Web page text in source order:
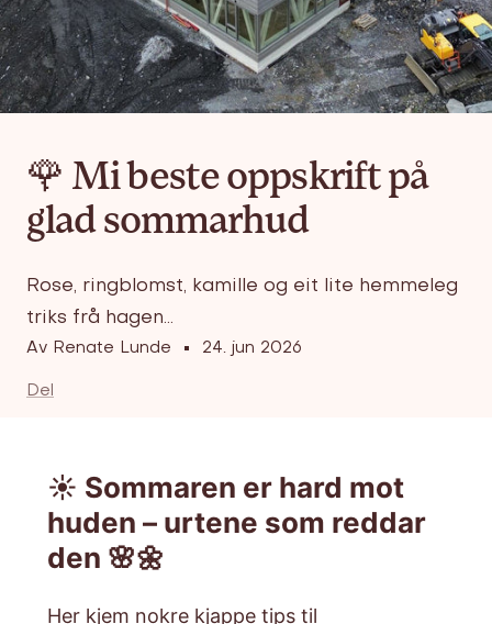
🌹 Mi beste oppskrift på
glad sommarhud
Rose, ringblomst, kamille og eit lite hemmeleg
triks frå hagen...
Av Renate Lunde 24. jun 2026
Del
☀️ Sommaren er hard mot
huden – urtene som reddar
den 🌸🌼
Her kjem nokre kjappe tips til